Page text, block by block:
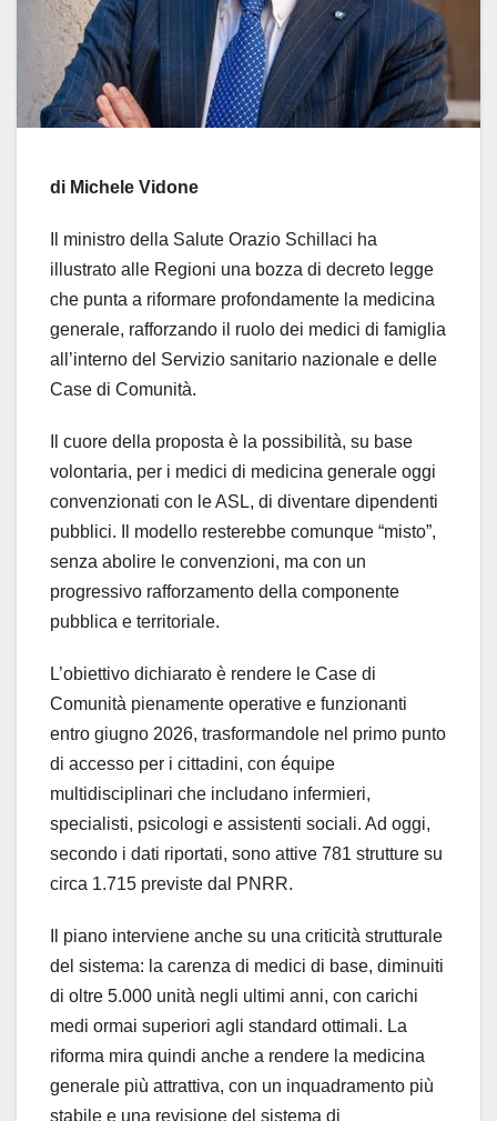
di Michele Vidone
Il ministro della Salute Orazio Schillaci ha
illustrato alle Regioni una bozza di decreto legge
che punta a riformare profondamente la medicina
generale, rafforzando il ruolo dei medici di famiglia
all’interno del Servizio sanitario nazionale e delle
Case di Comunità.
Il cuore della proposta è la possibilità, su base
volontaria, per i medici di medicina generale oggi
convenzionati con le ASL, di diventare dipendenti
pubblici. Il modello resterebbe comunque “misto”,
senza abolire le convenzioni, ma con un
progressivo rafforzamento della componente
pubblica e territoriale.
L’obiettivo dichiarato è rendere le Case di
Comunità pienamente operative e funzionanti
entro giugno 2026, trasformandole nel primo punto
di accesso per i cittadini, con équipe
multidisciplinari che includano infermieri,
specialisti, psicologi e assistenti sociali. Ad oggi,
secondo i dati riportati, sono attive 781 strutture su
circa 1.715 previste dal PNRR.
Il piano interviene anche su una criticità strutturale
del sistema: la carenza di medici di base, diminuiti
di oltre 5.000 unità negli ultimi anni, con carichi
medi ormai superiori agli standard ottimali. La
riforma mira quindi anche a rendere la medicina
generale più attrattiva, con un inquadramento più
stabile e una revisione del sistema di